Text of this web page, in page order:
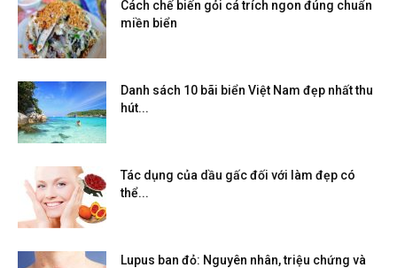
Cách chế biến gỏi cá trích ngon đúng chuẩn
miền biển
Danh sách 10 bãi biển Việt Nam đẹp nhất thu
hút...
Tác dụng của dầu gấc đối với làm đẹp có
thể...
Lupus ban đỏ: Nguyên nhân, triệu chứng và